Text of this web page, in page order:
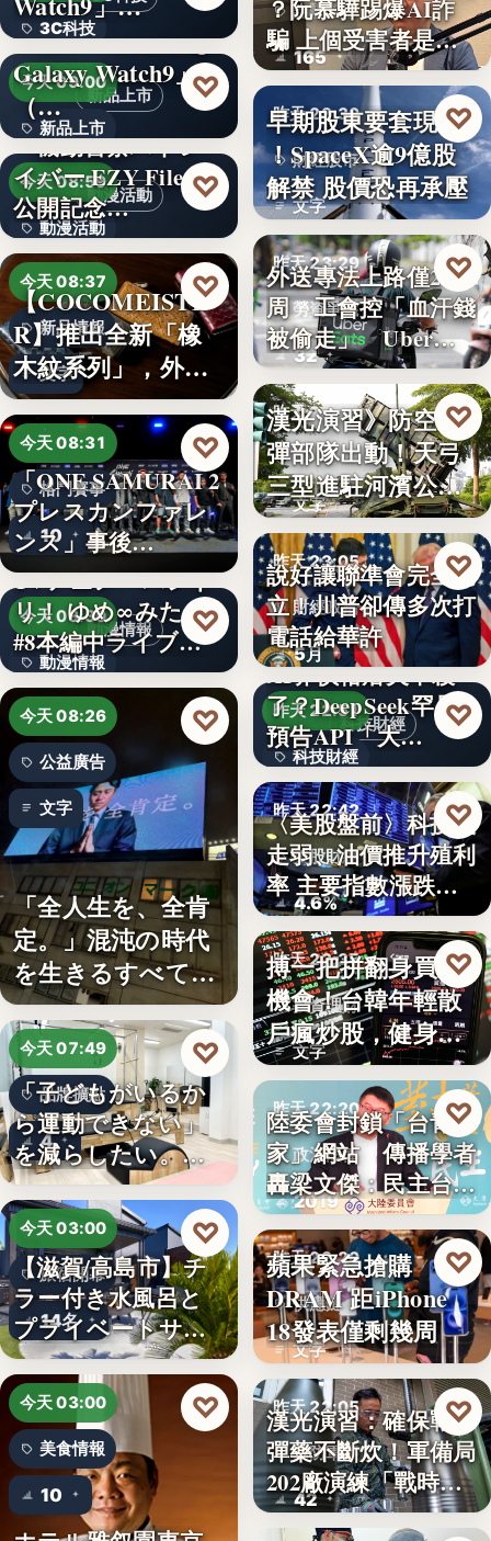
3C科技
文字
新品上市
今天 09:00
新品上市
文字
＜au＞「Samsung
Galaxy Watch9」
（…
♡
動漫活動
今天 08:59
動漫活動
3,000円
『機動警察パトレ
イバー EZY File 2』
公開記念…
♡
今天 08:37
新品情報
文字
【COCOMEISTE
R】推出全新「橡
木紋系列」，外層
採…
♡
今天 08:31
格鬥賽事
10
「ONE SAMURAI 2
プレスカンファレ
ンス」事後…
♡
動漫情報
今天 08:30
動漫情報
19,800円
TVアニメ「バンド
リ！ ゆめ∞みた」
#8本編中ライブ映
像…
♡
今天 08:26
公益廣告
文字
「全人生を、全肯
定。」混沌の時代
を生きるすべての
人へ贈る…
♡
今天 07:49
品牌擴點
4
「子どもがいるか
ら運動できない」
を減らしたい。埼
玉県戸田…
♡
今天 03:00
旅宿開幕
14名
【滋賀/高島市】チ
ラー付き水風呂と
プライベートサウ
ナを楽…
♡
今天 03:00
美食情報
10
♡
詐騙警示
165
？阮慕驊踢爆AI詐
騙 上個受害者是
「這…
昨天 23:30
財經股市
文字
早期股東要套現了
！SpaceX逾9億股
解禁 股價恐再承壓
♡
昨天 23:29
勞資爭議
32
外送專法上路僅2
周 工會控「血汗錢
被偷走」 Uber…
♡
昨天 23:13
軍事演習
文字
漢光演習》防空飛
彈部隊出動！天弓
三型進駐河濱公
園 實地探…
♡
昨天 23:05
財經政治
5月
說好讓聯準會完全獨
立！川普卻傳多次打
電話給華許
♡
科技財經
昨天 22:51
科技財經
0.02
AI界價格屠夫不殺
了？DeepSeek罕見
預告API「大…
♡
昨天 22:42
美股財經
4.6%
〈美股盤前〉科技股
走弱、油價推升殖利
率 主要指數漲跌互
見
♡
昨天 22:35
投資理財
文字
搏一把拼翻身買房
機會！台韓年輕散
戶瘋炒股，健身網
紅開槓桿…
♡
昨天 22:20
政治法律
2019
陸委會封鎖「台青e
家」網站 傳播學者
轟梁文傑：民主台灣
的…
♡
昨天 22:20
供應鏈
文字
蘋果緊急搶購
DRAM 距iPhone
18發表僅剩幾周
♡
昨天 22:05
國防軍事
42
漢光演習：確保戰時
彈藥不斷炊！軍備局
202廠演練「戰時
產…
♡